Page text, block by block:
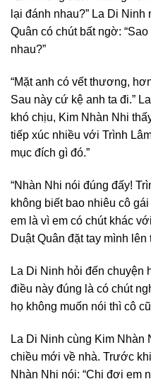
lại đánh nhau?” La Di
Quân có chút bất ngờ:
nhau?”
“Mặt anh có vết thương,
Sau này cứ kệ anh ta đi.”
khó chịu, Kim Nhàn Nhi
tiếp xúc nhiều với Trình
mục đích gì đó.”
“Nhàn Nhi nói đúng đấy!
không biết bao nhiêu cô
em là vì em có chút khác
Duật Quân đặt tay mình lên
La Di Ninh hỏi đến chuyện
điều này đúng là có chút
họ không muốn nói thì cô
La Di Ninh cùng Kim Nhàn
chiều mới về nhà. Trước
Nhàn Nhi nói: “Chị đợi em